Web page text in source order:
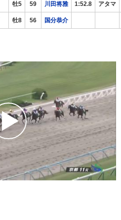
牡5 59 川田将雅 1:52.8 アタマ
牡8 56 国分恭介